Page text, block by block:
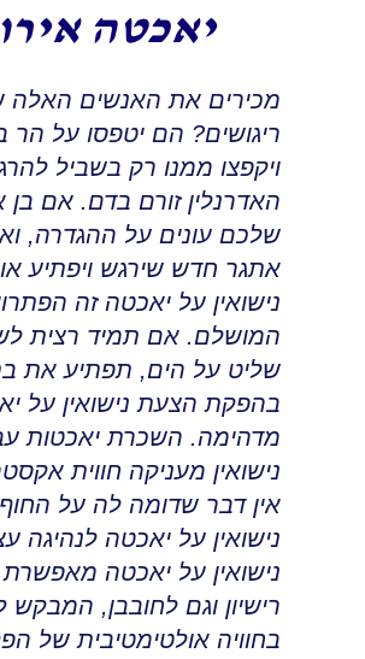
יאכטה
מכירים את האנשים
ריגושים? הם יטפסו על הר
ויקפצו ממנו רק בשביל
האדרנלין זורם בדם. אם בן
שלכם עונים על ההגדרה,
אתגר חדש שירגש ויפתיע
נישואין על יאכטה זה
המושלם. אם תמיד רצית
שליט על הים, תפתיע את
בהפקת הצעת נישואין על
מדהימה. השכרת יאכטות
נישואין מעניקה חווית
אין דבר שדומה לה על
נישואין על יאכטה לנהיגה
נישואין על יאכטה
רישיון וגם לחובבן, המבקש
בחוויה אולטימטיבית של